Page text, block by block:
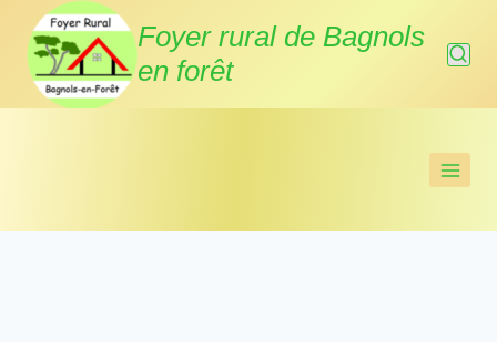
contenu
Foyer rural de Bagnols
en forêt